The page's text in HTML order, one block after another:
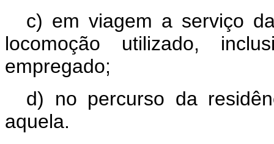
c) em viagem a serviço
locomoção utilizado,
empregado;
d) no percurso da
aquela.